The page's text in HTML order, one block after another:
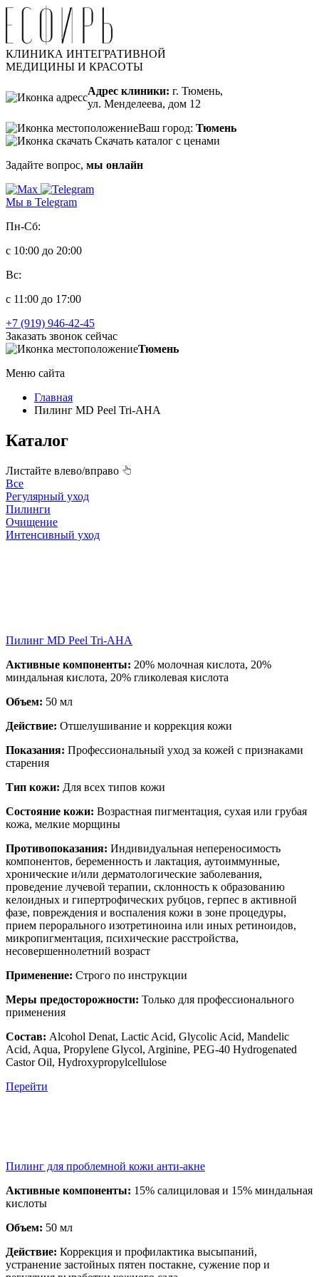
КЛИНИКА ИНТЕГРАТИВНОЙ
МЕДИЦИНЫ И КРАСОТЫ
Адрес клиники: г. Тюмень,
ул. Менделеева, дом 12
Ваш город: Тюмень
Скачать каталог с ценами
Задайте вопрос, мы онлайн
Мы в Telegram
Пн-Сб:
с 10:00 до 20:00
Вс:
с 11:00 до 17:00
+7 (919) 946-42-45
Заказать звонок сейчас
Тюмень
Меню сайта
Главная
Пилинг MD Peel Tri-AHA
Каталог
Листайте влево/вправо
Все
Регулярный уход
Пилинги
Очищение
Интенсивный уход
Пилинг MD Peel Tri-AHA
Активные компоненты: 20% молочная кислота, 20%
миндальная кислота, 20% гликолевая кислота
Объем: 50 мл
Действие: Отшелушивание и коррекция кожи
Показания: Профессиональный уход за кожей с признаками
старения
Тип кожи: Для всех типов кожи
Состояние кожи: Возрастная пигментация, сухая или грубая
кожа, мелкие морщины
Противопоказания: Индивидуальная непереносимость
компонентов, беременность и лактация, аутоиммунные,
хронические и/или дерматологические заболевания,
проведение лучевой терапии, склонность к образованию
келоидных и гипертрофических рубцов, герпес в активной
фазе, повреждения и воспаления кожи в зоне процедуры,
прием перорального изотретиноина или иных ретиноидов,
микропигментация, психические расстройства,
несовершеннолетний возраст
Применение: Строго по инструкции
Меры предосторожности: Только для профессионального
применения
Состав: Alcohol Denat, Lactic Acid, Glycolic Acid, Mandelic
Acid, Aqua, Propylene Glycol, Arginine, PEG-40 Hydrogenated
Castor Oil, Hydroxypropylcellulose
Перейти
Пилинг для проблемной кожи анти-акне
Активные компоненты: 15% салициловая и 15% миндальная
кислоты
Объем: 50 мл
Действие: Коррекция и профилактика высыпаний,
устранение застойных пятен постакне, сужение пор и